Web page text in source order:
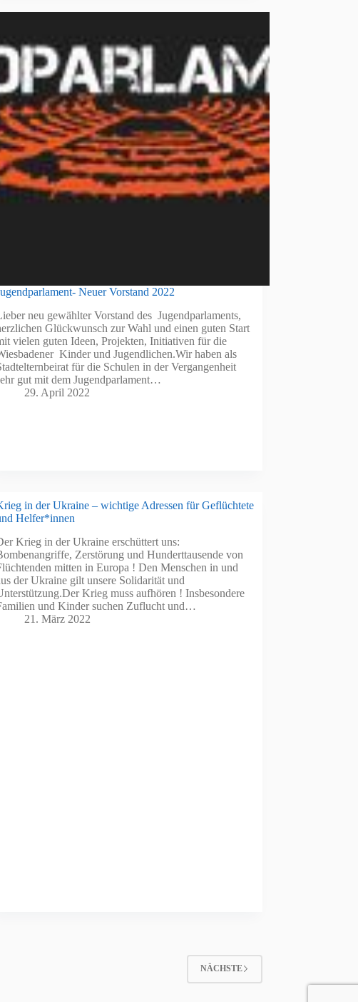
Neuer Vorstand 2022
neu gewählter Vorstand des Jugendparlaments,
Glückwunsch zur Wahl und einen guten Start
vielen guten Ideen, Projekten, Initiativen für die
Kinder und Jugendlichen.Wir haben als
für die Schulen in der Vergangenheit
gut mit dem Jugendparlament…
29. April 2022
in der Ukraine – wichtige Adressen für Geflüchtete
Helfer*innen
Krieg in der Ukraine erschüttert uns:
Zerstörung und Hunderttausende von
mitten in Europa ! Den Menschen in und
der Ukraine gilt unsere Solidarität und
Krieg muss aufhören ! Insbesondere
und Kinder suchen Zuflucht und…
21. März 2022
NÄCHSTE